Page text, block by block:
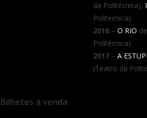
da Politécnica),
Politécnica).
2016 – O RIO de
Politécnica).
2017 – A
(Teatro da
Bilhetes à venda